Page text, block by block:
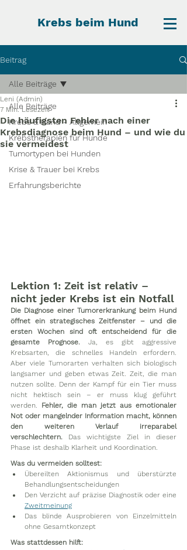
Krebs beim Hund
Beitrag
Alle Beiträge
Krebs & Hund - Allgemein
Krebstherapien für Hunde
Tumortypen bei Hunden
Krise & Trauer bei Krebs
Erfahrungsberichte
Alle Beiträge
Die häufigsten Fehler nach einer
Krebsdiagnose beim Hund – und wie du
sie vermeidest
Leni (Admin)
7 Min. Lesezeit
Lektion 1: Zeit ist relativ –
nicht jeder Krebs ist ein Notfall
Die Diagnose einer Tumorerkrankung beim Hund
öffnet ein strategisches Zeitfenster – und die
ersten Wochen sind oft entscheidend für die
gesamte Prognose. Ja, es gibt aggressive
Krebsarten, die schnelles Handeln erfordern.
Aber viele Tumorarten verhalten sich biologisch
langsamer und geben etwas Zeit. Zeit, die man
nutzen sollte. Denn der Kampf für ein Tier muss
nicht hektisch sein – er muss klug geführt
werden. Fehler, die man jetzt aus emotionaler
Not oder mangelnder Information macht, können
den weiteren Verlauf irreparabel
verschlechtern. Das wichtigste Ziel in dieser
Phase ist deshalb Klarheit und Koordination.
Was du vermeiden solltest:
Übereilten Aktionismus und überstürzte
Behandlungsentscheidungen
Zweitmeinung
Das blinde Ausprobieren von Einzelmitteln
ohne Gesamtkonzept
Was stattdessen hilft: